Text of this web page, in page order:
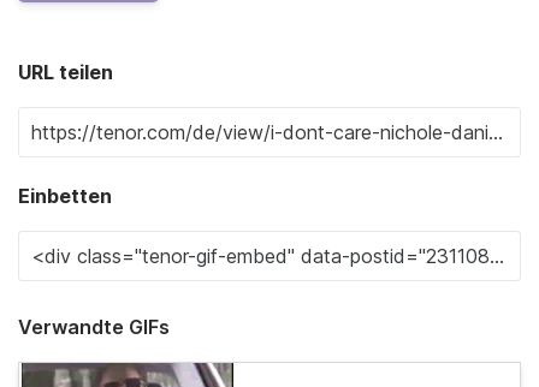
URL teilen
Einbetten
Verwandte GIFs